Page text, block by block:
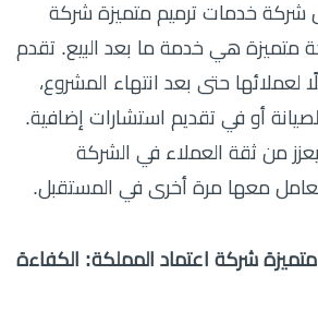
شركة خدمات ترميم متميزة شركة
متميزة هي خدمة ما بعد البيع. تقدم
لعملائها حتى بعد انتهاء المشروع،
أو في تقديم استشارات إضافية.
من ثقة العملاء في الشركة
معها مرة أخرى في المستقبل.
شركة اعتماد المملكة: الكفاءة